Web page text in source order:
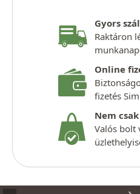
Gyors
Raktáron
Online
fizetés
Nem
Valós bolt